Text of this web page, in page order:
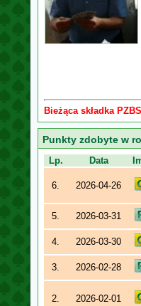
Bieżąca składka
Punkty zdobyte w
Lp. Data
6. 2026-04-26
5. 2026-03-31
4. 2026-03-30
3. 2026-02-28
2. 2026-02-01